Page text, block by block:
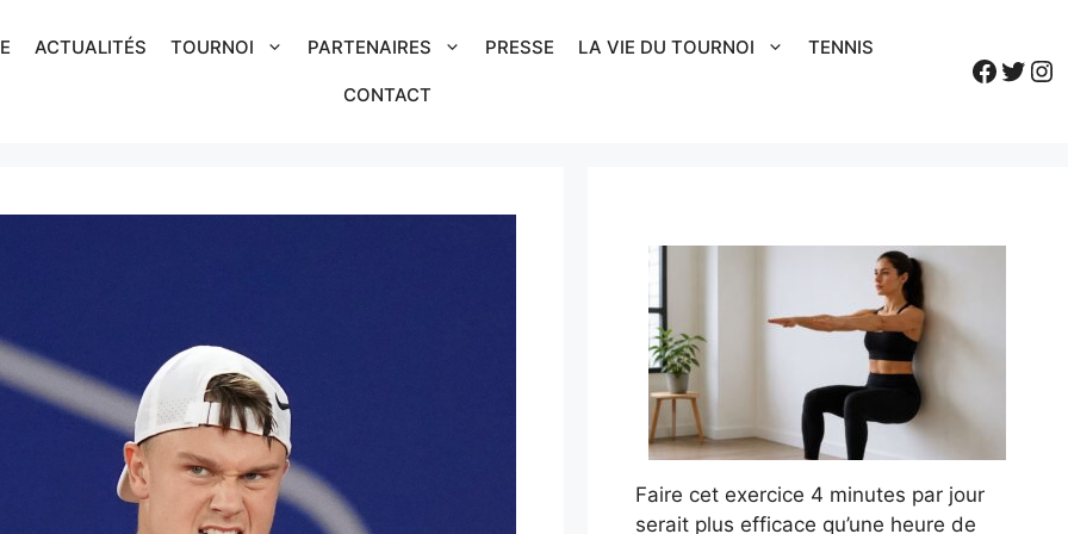
ACTUALITÉS TOURNOI PARTENAIRES PRESSE LA VIE DU TOURNOI TENNIS
CONTACT
Faire cet exercice 4 minutes par jour
serait plus efficace qu’une heure de